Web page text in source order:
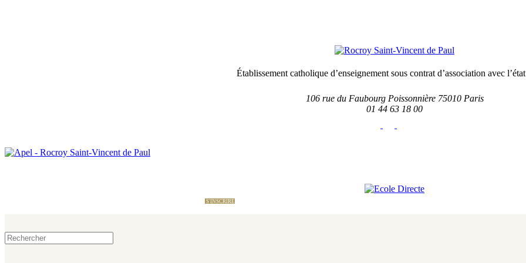
Établissement catholique d’enseignement sous contrat d’association avec
106 rue du Faubourg Poissonnière 75010 Paris
01 44 63 18 00
S'INSCRIRE